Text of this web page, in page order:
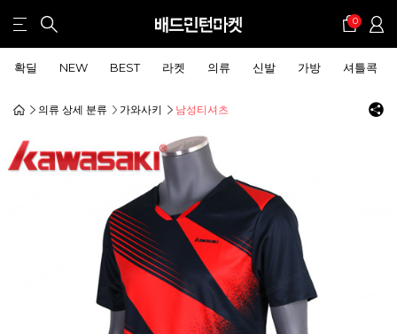
0
확딜 NEW BEST 라켓 의류 신발 가방 셔틀콕
의류 상세 분류 가와사키 남성티셔츠